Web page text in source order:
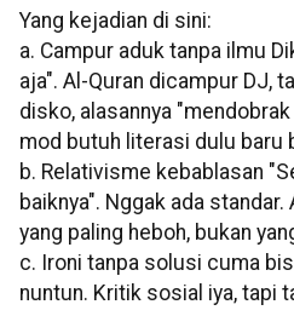
Yang kejadian di sini:
a. Campur aduk tanpa ilmu
aja". Al-Quran dicampur DJ,
disko, alasannya
mod butuh literasi dulu baru
b. Relativisme kebablasan
baiknya". Nggak ada standar.
yang paling heboh, bukan
c. Ironi tanpa solusi cuma
nuntun. Kritik sosial iya, tapi